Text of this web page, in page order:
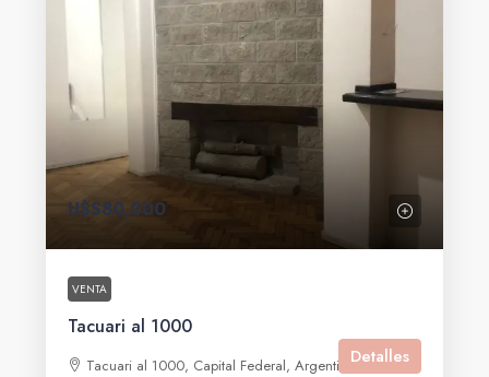
U$S80,000
VENTA
Tacuari al 1000
Tacuari al 1000, Capital Federal, ArgentinaDetalles